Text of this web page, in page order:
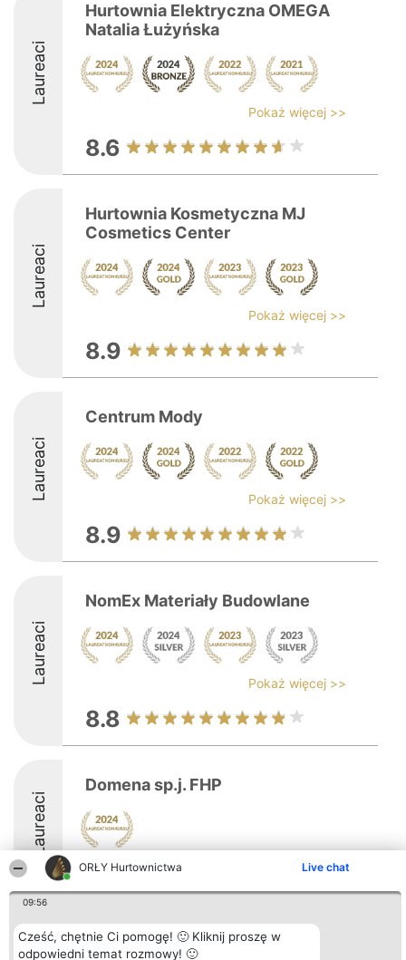
ORŁY Hurtownictwa Live chat
09:56
Cześć, chętnie Ci pomogę! 🙂 Kliknij proszę w
odpowiedni temat rozmowy! 🙂
Laureaci
Hurtownia Elektryczna OMEGA
Natalia Łużyńska
Pokaż więcej >>
8.6
Laureaci
Hurtownia Kosmetyczna MJ
Cosmetics Center
Pokaż więcej >>
8.9
Laureaci
Centrum Mody
Pokaż więcej >>
8.9
Laureaci
NomEx Materiały Budowlane
Pokaż więcej >>
8.8
Laureaci
Domena sp.j. FHP
8.4
Organizator plebiscytu
Bright Side Solutions sp. z o.
Plebiscyt
Laureaci
Kontakt